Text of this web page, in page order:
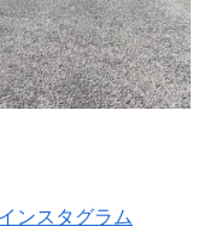
ンスタグラム